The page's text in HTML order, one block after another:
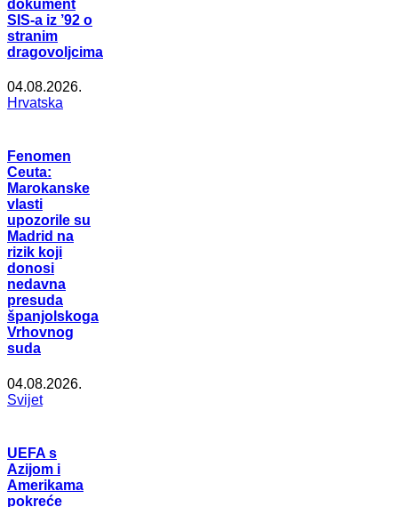
dokument
SIS-a iz ’92 o
stranim
dragovoljcima
04.08.2026.
Hrvatska
Fenomen
Ceuta:
Marokanske
vlasti
upozorile su
Madrid na
rizik koji
donosi
nedavna
presuda
španjolskoga
Vrhovnog
suda
04.08.2026.
Svijet
UEFA s
Azijom i
Amerikama
pokreće